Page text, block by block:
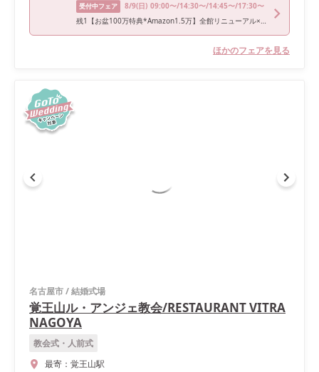
受付中フェア 8/9(日) 09:00〜/14:30〜/14:45〜/17:30〜
残1【お盆100万特典*Amazon1.5万】全館リニューアル×飛騨牛オマール試食
ほかのフェアを見る
名古屋市/結婚式場
覚王山ル・アンジェ教会/RESTAURANT VITRA
NAGOYA
教会式・人前式
最寄： 覚王山駅